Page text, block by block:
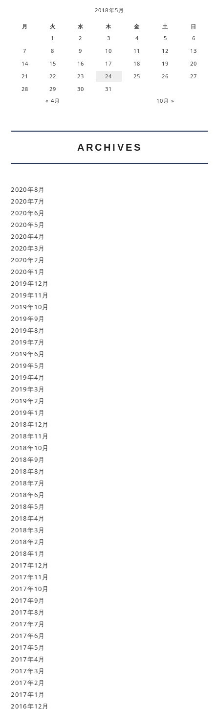
2018年5月
月 火 水 木 金 土 日
« 4月 10月 »
1 2 3 4 5
6
7
8 9 10 11 12
13
14
15 16 17 18 19
20
21
22 23 24 25 26
27
28
29 30 31
ARCHIVES
2020年8月
2020年7月
2020年6月
2020年5月
2020年4月
2020年3月
2020年2月
2020年1月
2019年12月
2019年11月
2019年10月
2019年9月
2019年8月
2019年7月
2019年6月
2019年5月
2019年4月
2019年3月
2019年2月
2019年1月
2018年12月
2018年11月
2018年10月
2018年9月
2018年8月
2018年7月
2018年6月
2018年5月
2018年4月
2018年3月
2018年2月
2018年1月
2017年12月
2017年11月
2017年10月
2017年9月
2017年8月
2017年7月
2017年6月
2017年5月
2017年4月
2017年3月
2017年2月
2017年1月
2016年12月